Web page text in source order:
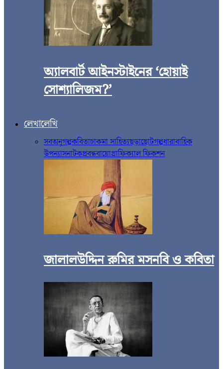
অ্যালবার্ট আইনস্টাইনের ‘হোয়াই
সোশ্যালিজম?’
লেখালেখি
সবঅনুগল্পকবিতাচাকমা সাহিত্যছড়াছোটগল্পধারাবাহিক
উপন্যাসনাটকপ্রবন্ধবায়োগ্রাফিক্যাল ফিকশন
জালালউদ্দিন রুমির মসনবি ও কবিতা